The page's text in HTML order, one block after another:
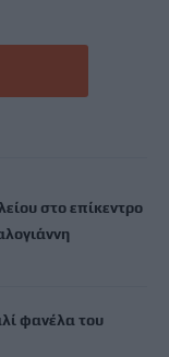
στο επίκεντρο
φανέλα του